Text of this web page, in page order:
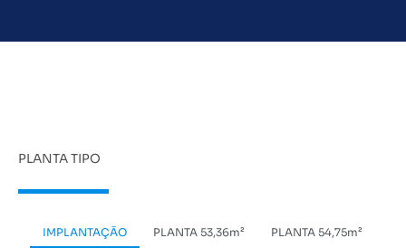
PLANTA TIPO
IMPLANTAÇÃO PLANTA 53,36m² PLANTA 54,75m²